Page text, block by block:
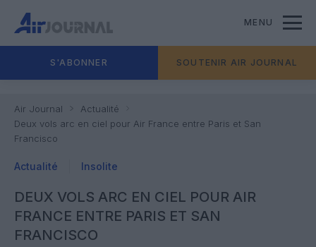
MENU
S'ABONNER SOUTENIR AIR JOURNAL
Air Journal
Actualité
Deux vols arc en ciel pour Air France entre Paris et San
Francisco
Actualité Insolite
DEUX VOLS ARC EN CIEL POUR AIR
FRANCE ENTRE PARIS ET SAN
FRANCISCO